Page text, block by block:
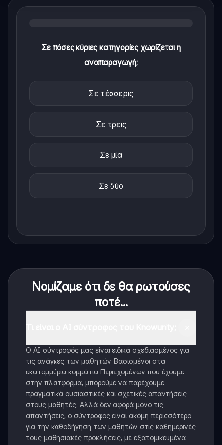
Σε πόσες κύριες κατηγορίες χωρίζεται η
αναπαραγωγή;
Σε τέσσερις
Σε τρεις
Σε μία
Σε δύο
Νομίζαμε ότι δε θα ρωτούσες
ποτέ...
Ο AI σύντροφός μας είναι ειδικά σχεδιασμένος για
τις ανάγκες των μαθητών. Βασισμένοι στα
εκατομμύρια κομμάτια Περιεχομένων που έχουμε
στην πλατφόρμα, μπορούμε να παρέχουμε
πραγματικά ουσιαστικές και σχετικές απαντήσεις
στους μαθητές. Αλλά δεν αφορά μόνο τις
απαντήσεις, ο σύντροφος είναι ακόμη περισσότερο
για την καθοδήγηση των μαθητών στις καθημερινές
τους μαθησιακές προκλήσεις, με εξατομικευμένα